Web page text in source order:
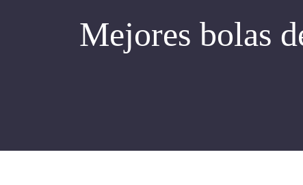
Mejores bolas